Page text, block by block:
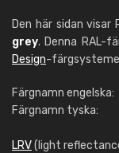
Den här sidan visar
grey. Denna RAL-
Design-
Färgnamn engelska:
Färgnamn tyska:
LRV(light